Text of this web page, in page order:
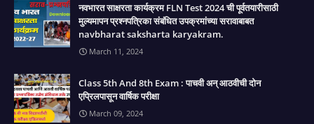
नवभारत साक्षरता कार्यक्रम FLN Test 2024 ची पूर्वतयारीसाठी
मुल्यमापन प्रश्नपत्रिका संबंधित उपक्रमांच्या सरावाबाबत
navbharat saksharta karyakram.
March 11, 2024
Class 5th And 8th Exam : पाचवी अन्‌ आठवीची दोन
एप्रिलपासून वार्षिक परीक्षा
March 09, 2024